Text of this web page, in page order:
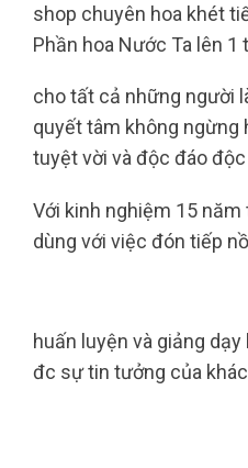
shop chuyên hoa khét
Phần hoa Nước Ta lên
cho tất cả những người
quyết tâm không ngừng
tuyệt vời và độc đáo
Với kinh nghiệm 15
dùng với việc đón tiếp
huấn luyện và giảng
đc sự tin tưởng của